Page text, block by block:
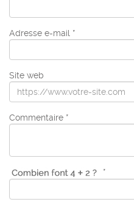
Adresse e-mail *
Site web
Commentaire *
*